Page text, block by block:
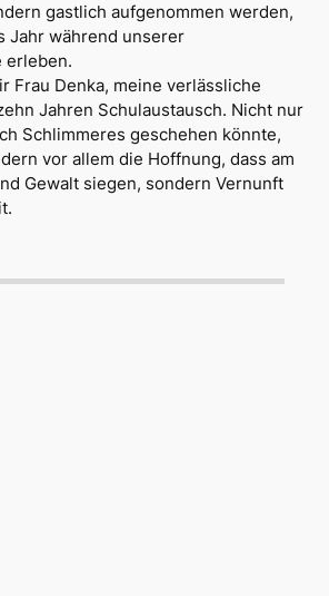
gastlich aufgenommen werden,
Jahr während unserer
erleben.
Frau Denka, meine verlässliche
Jahren Schulaustausch. Nicht nur
Schlimmeres geschehen könnte,
vor allem die Hoffnung, dass am
Gewalt siegen, sondern Vernunft